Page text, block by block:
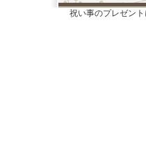
祝い事のプレゼン